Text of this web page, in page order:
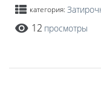
категория:
12 просмотры